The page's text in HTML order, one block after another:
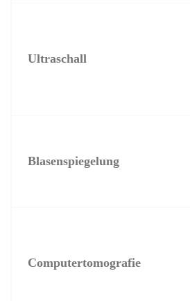
Ultraschall
Blasenspiegelung
Computertomografie